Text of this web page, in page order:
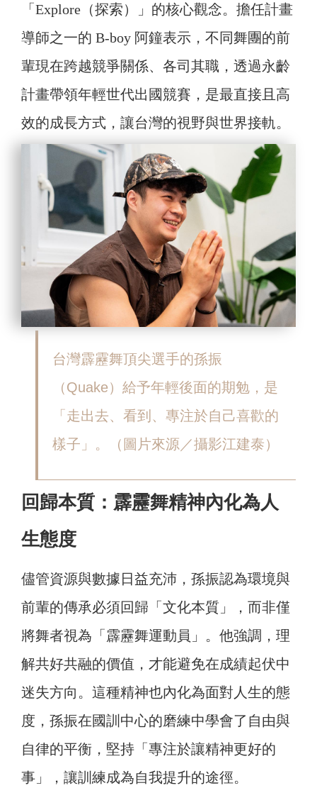
「Explore（探索）」的核心觀念。擔任計畫
導師之一的 B-boy 阿鐘表示，不同舞團的前
輩現在跨越競爭關係、各司其職，透過永齡
計畫帶領年輕世代出國競賽，是最直接且高
效的成長方式，讓台灣的視野與世界接軌。
台灣霹靂舞頂尖選手的孫振
（Quake）給予年輕後面的期勉，是
「走出去、看到、專注於自己喜歡的
樣子」。（圖片來源／攝影江建泰）
回歸本質：霹靂舞精神內化為人
生態度
儘管資源與數據日益充沛，孫振認為環境與
前輩的傳承必須回歸「文化本質」，而非僅
將舞者視為「霹靂舞運動員」。他強調，理
解共好共融的價值，才能避免在成績起伏中
迷失方向。這種精神也內化為面對人生的態
度，孫振在國訓中心的磨練中學會了自由與
自律的平衡，堅持「專注於讓精神更好的
事」，讓訓練成為自我提升的途徑。